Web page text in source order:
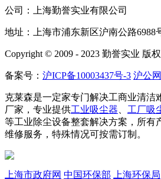
公司：上海勤誉实业有限公司
地址：上海市浦东新区沪南公路6988
Copyright © 2009 - 2023 勤誉实业 版
备案号： 沪ICP备10003437号-3 沪公
克莱森是一定家专门解决工商业清洁
厂家，专业提供工业吸尘器 工厂吸
等工业除尘设备整套解决方案，所有
维修服务，特殊情况可按需订制。
上海市政府网 中国环保部 上海环保局